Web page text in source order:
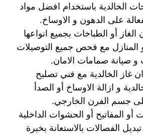
الخالدية باستخدام افضل مواد
على الدهون و الاوساخ.
الغاز أو الطباخات بجميع انواعها
المنازل مع فحص جميع التوصيلات
و صيانة صمامات الامان.
غاز الخالدية مع فني تصليح
و ازالة الاوساخ أو الصدأ
جسم الفرن الخارجي.
أو المفاتيح أو الحشوات الداخلية
الفصالات بالاستعانة بخبرة